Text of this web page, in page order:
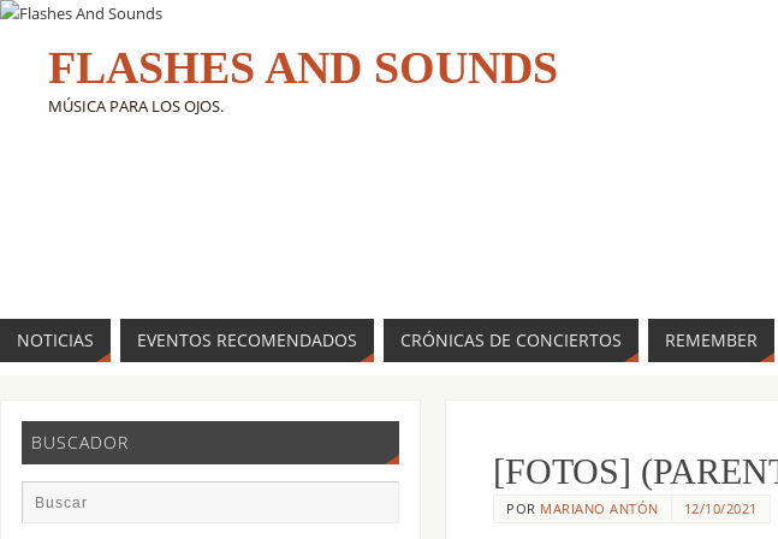
FLASHES AND SOUNDS
MÚSICA PARA LOS OJOS.
NOTICIAS EVENTOS RECOMENDADOS CRÓNICAS DE CONCIERTOS REMEMBER
[FOTOS]
POR MARIANO ANTÓN 12/10/2021
BUSCADOR